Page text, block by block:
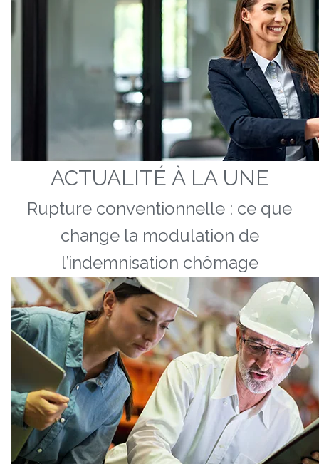
ACTUALITÉ À LA UNE
Rupture conventionnelle : ce que
change la modulation de
l’indemnisation chômage